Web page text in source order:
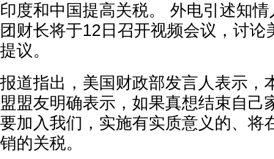
印度和中国提高关税。 外电引述知
团财长将于12日召开视频会议，讨论
提议。
报道指出，美国财政部发言人表示，
盟盟友明确表示，如果真想结束自己
要加入我们，实施有实质意义的、将
销的关税。